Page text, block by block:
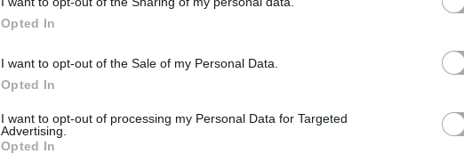
Opted In
I want to opt-out of the Sale of my Personal Data.
Opted In
I want to opt-out of processing my Personal Data for Targeted
Advertising.
Opted In